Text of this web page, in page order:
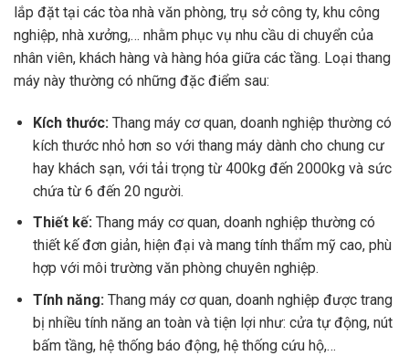
lắp đặt tại các tòa nhà văn phòng, trụ sở công ty, khu công
nghiệp, nhà xưởng,… nhằm phục vụ nhu cầu di chuyển của
nhân viên, khách hàng và hàng hóa giữa các tầng. Loại thang
máy này thường có những đặc điểm sau:
Kích thước:Thang máy cơ quan, doanh nghiệp thường có
kích thước nhỏ hơn so với thang máy dành cho chung cư
hay khách sạn, với tải trọng từ 400kg đến 2000kg và sức
chứa từ 6 đến 20 người.
Thiết kế:Thang máy cơ quan, doanh nghiệp thường có
thiết kế đơn giản, hiện đại và mang tính thẩm mỹ cao, phù
hợp với môi trường văn phòng chuyên nghiệp.
Tính năng:Thang máy cơ quan, doanh nghiệp được trang
bị nhiều tính năng an toàn và tiện lợi như: cửa tự động, nút
bấm tầng, hệ thống báo động, hệ thống cứu hộ,…